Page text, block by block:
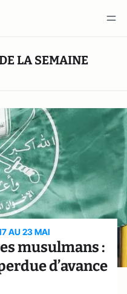
LA SEMAINE
AU 23 MAI
musulmans :
d’avance